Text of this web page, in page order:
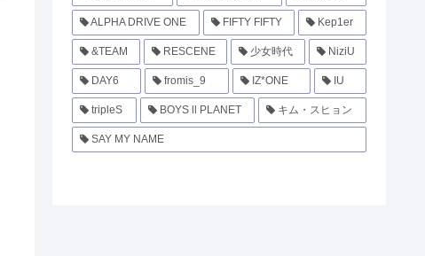
ALPHA DRIVE ONE FIFTY FIFTY Kep1er
&TEAM RESCENE 少女時代 NiziU
DAY6 fromis_9 IZ*ONE IU
tripleS BOYS ll PLANET キム・スヒョン
SAY MY NAME